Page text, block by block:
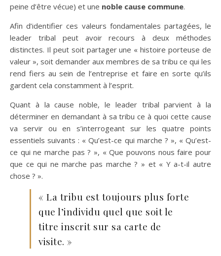
peine d’être vécue) et une noble cause commune.
Afin d’identifier ces valeurs fondamentales partagées, le
leader tribal peut avoir recours à deux méthodes
distinctes. Il peut soit partager une « histoire porteuse de
valeur », soit demander aux membres de sa tribu ce qui les
rend fiers au sein de l’entreprise et faire en sorte qu’ils
gardent cela constamment à l’esprit.
Quant à la cause noble, le leader tribal parvient à la
déterminer en demandant à sa tribu ce à quoi cette cause
va servir ou en s’interrogeant sur les quatre points
essentiels suivants : « Qu’est-ce qui marche ? », « Qu’est-
ce qui ne marche pas ? », « Que pouvons nous faire pour
que ce qui ne marche pas marche ? » et « Y a-t-il autre
chose ? ».
« La tribu est toujours plus forte
que l’individu quel que soit le
titre inscrit sur sa carte de
visite. »